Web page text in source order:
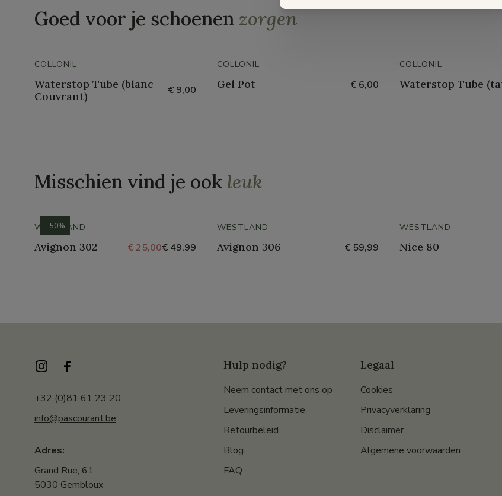
Goed voor je schoenen zorgen
COLLONIL
Waterstop Tube (blanc
Couvrant)
€ 9,00
COLLONIL
Gel Pot € 6,00
COLLONIL
Waterstop Tube
Misschien vind je ook leuk
WESTLAND
Avignon 302 € 25,00€ 49,99
- 50% WESTLAND
Avignon 306 € 59,99
WESTLAND
Nice 80
+32 (0)81 61 23 20
info@pascourant.be
Adres:
Grand Rue, 61
5030 Gembloux
Hulp nodig?
Neem contact met ons op
Leveringsinformatie
Retourbeleid
Blog
FAQ
Legaal
Cookies
Privacyverklaring
Disclaimer
Algemene voorwaarden